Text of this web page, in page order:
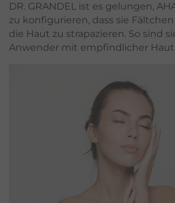
DR. GRANDEL ist es gelungen,
zu konfigurieren, dass sie
die Haut zu strapazieren. So sind
Anwender mit empfindlicher